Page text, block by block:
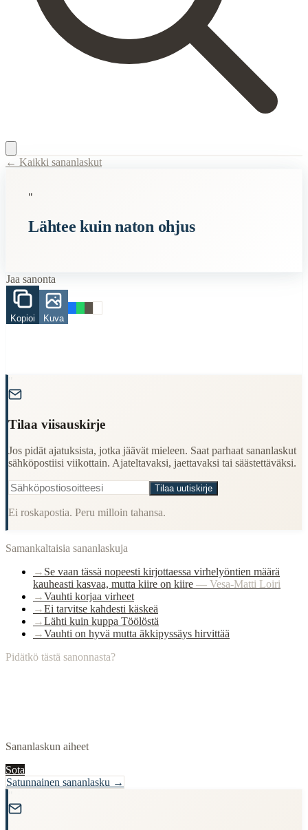
Semantic Themes
When to Use This Content
Finding Finnish proverbs about specific topics
Understanding Finnish cultural wisdom
Cultural Context
Language:
Origin: Finland
Period:Traditional folk wisdom
← Kaikki sananlaskut
"
Lähtee kuin naton ohjus
Jaa sanonta
Kopioi Kuva
Tilaa viisauskirje
Jos pidät ajatuksista, jotka jäävät mieleen. Saat parhaat sananlaskut
sähköpostiisi viikottain. Ajateltavaksi, jaettavaksi tai säästettäväksi.
Tilaa uutiskirje
Ei roskapostia. Peru milloin tahansa.
Samankaltaisia sananlaskuja
→ Se vaan tässä nopeesti kirjottaessa virhelyöntien määrä
kauheasti kasvaa, mutta kiire on kiire — Vesa-Matti Loiri
→Vauhti korjaa virheet
→Ei tarvitse kahdesti käskeä
→Lähti kuin kuppa Töölöstä
→Vauhti on hyvä mutta äkkipyssäys hirvittää
Pidätkö tästä sanonnasta?
Sananlaskun aiheet
Sota
Satunnainen sananlasku →